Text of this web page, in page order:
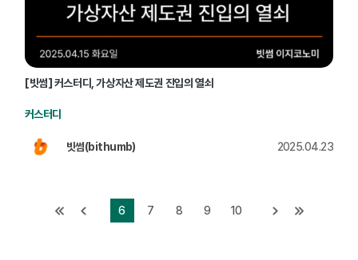
[빗썸] 커스터디, 가상자산 제도권 진입의 열쇠
커스터디
빗썸(bithumb) 2025.04.23
6 7 8 9 10